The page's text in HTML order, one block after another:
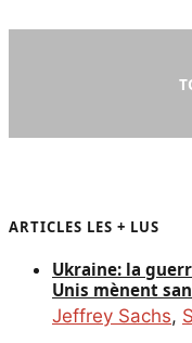
ARTICLES LES + LUS
Ukraine: la
Unis mènent
Jeffrey Sachs,